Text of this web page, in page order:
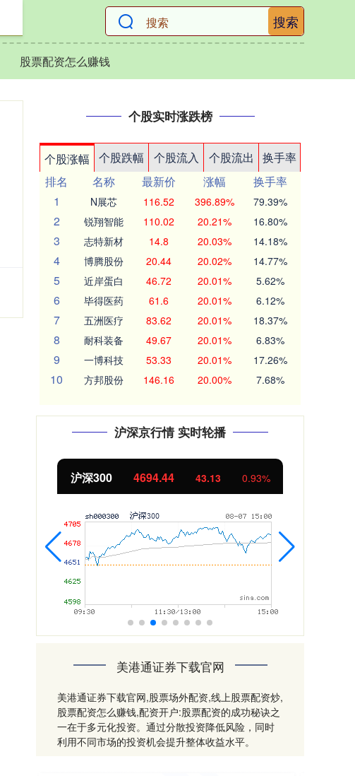
搜索
股票配资怎么赚钱
个股实时涨跌榜
个股涨幅 个股跌幅 个股流入 个股流出
换手率
排名
名称 最新价 涨幅
换手率
1
N展芯 116.52 396.89% 79.39%
2 锐翔智能 110.02 20.21% 16.80%
3 志特新材 14.8 20.03% 14.18%
4 博腾股份 20.44 20.02% 14.77%
5 近岸蛋白 46.72 20.01% 5.62%
6 毕得医药 61.6 20.01% 6.12%
7 五洲医疗 83.62 20.01% 18.37%
8 耐科装备 49.67 20.01% 6.83%
9 一博科技 53.33 20.01% 17.26%
10 方邦股份 146.16 20.00% 7.68%
沪深京行情 实时轮播
北证50 1134.24 11.37 1.01%
美港通证券下载官网
美港通证券下载官网,股票场外配资,线上股票配资炒,
股票配资怎么赚钱,配资开户:股票配资的成功秘诀之
一在于多元化投资。通过分散投资降低风险，同时
利用不同市场的投资机会提升整体收益水平。